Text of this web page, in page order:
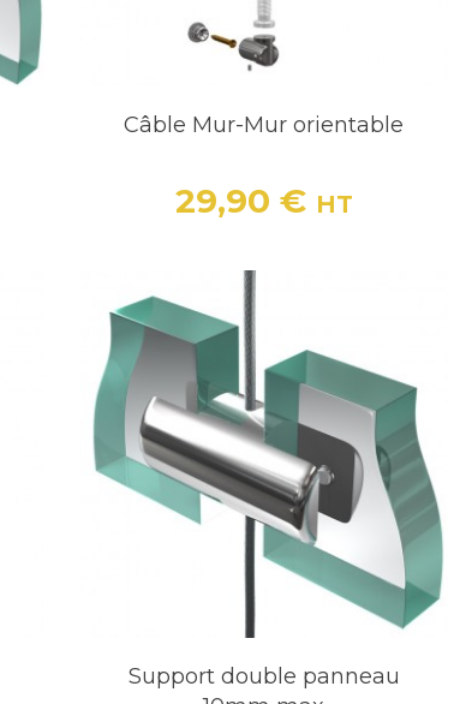
Câble Mur-Mur orientable
Prix
29,90 € HT
Support double panneau